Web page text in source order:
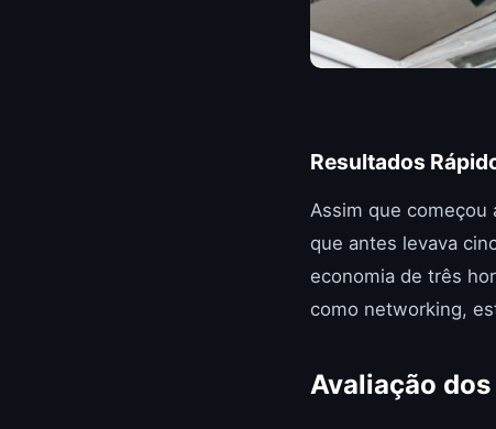
Resultados
Assim que começou
que antes levava
economia de três
como networking,
Avaliação